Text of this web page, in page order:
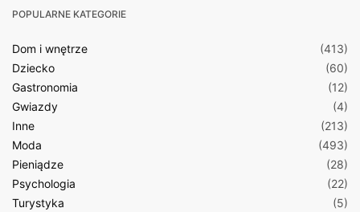
POPULARNE KATEGORIE
Dom i wnętrze
(413)
Dziecko
(60)
Gastronomia
(12)
Gwiazdy
(4)
Inne
(213)
Moda
(493)
Pieniądze
(28)
Psychologia
(22)
Turystyka
(5)